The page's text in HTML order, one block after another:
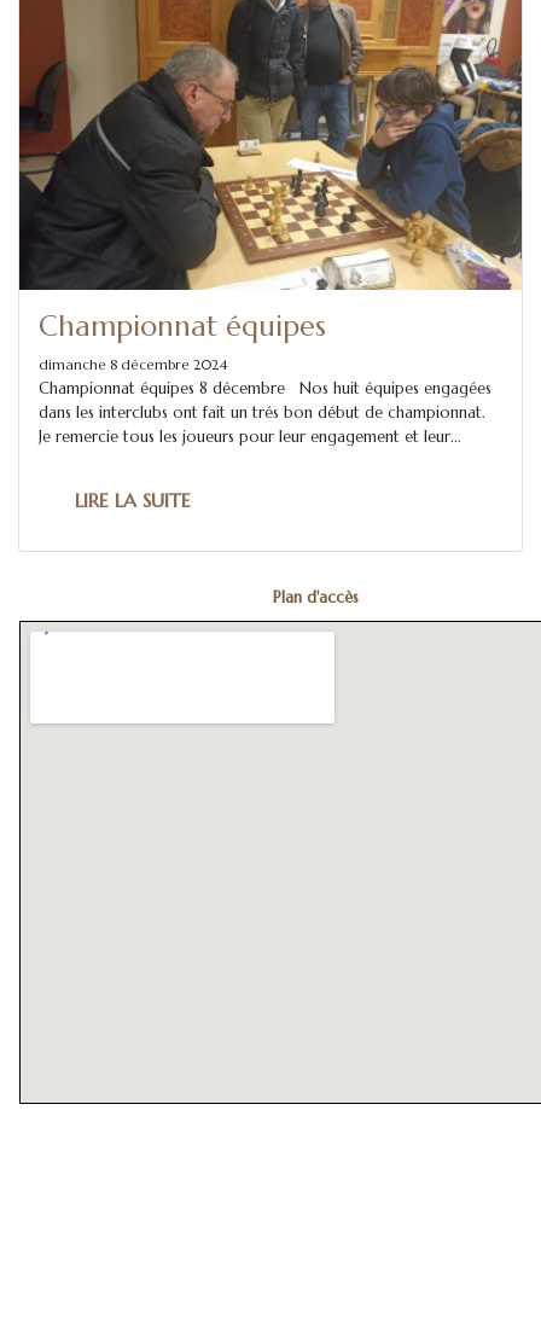
Championnat équipes
dimanche 8 décembre 2024
Championnat équipes 8 décembre Nos huit équipes engagées
dans les interclubs ont fait un trés bon début de championnat.
Je remercie tous les joueurs pour leur engagement et leur...
LIRE LA SUITE
Plan d'accès